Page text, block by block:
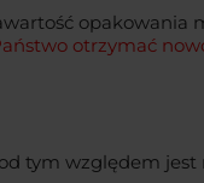
otrzymać
tym względem jest